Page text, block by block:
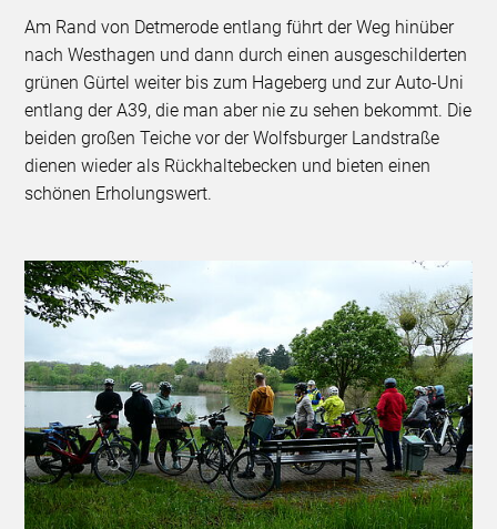
Am Rand von Detmerode entlang führt der Weg hinüber
nach Westhagen und dann durch einen ausgeschilderten
grünen Gürtel weiter bis zum Hageberg und zur Auto-Uni
entlang der A39, die man aber nie zu sehen bekommt. Die
beiden großen Teiche vor der Wolfsburger Landstraße
dienen wieder als Rückhaltebecken und bieten einen
schönen Erholungswert.